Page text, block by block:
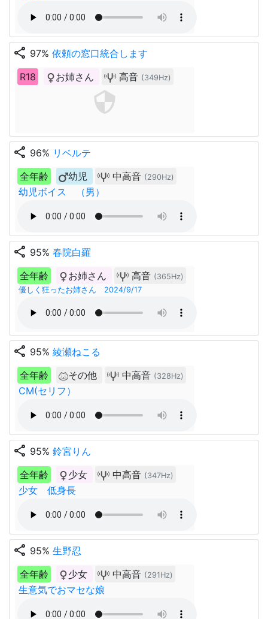
share 97% 依頼の窓口統合します
R18
お姉さん 高音 (349Hz)
share 96% リベルテ
全年齢
幼児 中高音 (290Hz)
幼児ボイス （男）
share 95% 春院白羅
全年齢
お姉さん 高音 (365Hz)
優しく狂ったお姉さん 2024/9/17
share 95% 綾瀬ねこる
全年齢
その他 中高音 (328Hz)
CM(セリフ）
share 95% 鈴宮りん
全年齢
少女 中高音 (347Hz)
少女 低身長
share 95% 生野忍
全年齢
少女 中高音 (291Hz)
生意気でおマセな娘